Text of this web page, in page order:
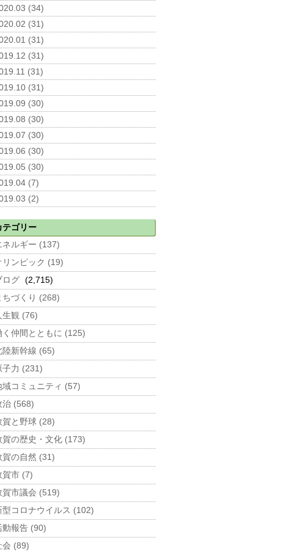
(34)
(31)
(31)
(31)
(31)
(31)
(30)
(30)
(30)
(30)
(30)
(7)
(2)
テゴリー
ネルギー (137)
リンピック (19)
ログ
(2,715)
ちづくり (268)
生観 (76)
く仲間とともに (125)
陸新幹線 (65)
子力 (231)
域コミュニティ (57)
治 (568)
賀と野球 (28)
賀の歴史・文化 (173)
賀の自然 (31)
賀市 (7)
賀市議会 (519)
型コロナウイルス (102)
動報告 (90)
会 (89)